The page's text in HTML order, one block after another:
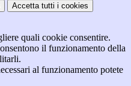
Accetta tutti i cookies
quali cookie consentire.
il funzionamento della
al funzionamento potete